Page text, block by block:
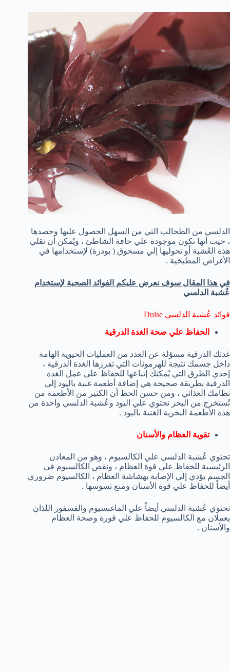
الدلسي من الطحالب التي من السهل الحصول عليها وحصدها
، حيث أنها تكون موجودة علي حافة الشاطئ ، ويُمكن أن نقلي
هذة العُشبة أو تحوليها إلي مسحوق ( بودرة) لإستخدامها في
الأغراض المطبخية .
في هذا المقال سوف نعرض عليكم الفوائد الصحية لإستخدام
عُشبة الدلسي
فوائد عُشبة الدلسي Dulse
الحفاظ علي صحة الغدة الدرقية
غدتك الدرقية مسؤلة عن العدد من العمليات الحيوية الهامة
داخل جسمك نتيجة للهرمونات التي تفرزها الغدة الدرقية ،
إحدي الطرق التي يُمكنك إتباعها للحفاظ علي عمل الغدة
الدرقية بطريقة صحيحة هي إضافة أطعمة غنية باليود إلي
نظامك الغذائي ، ومن حسن الحظ أن الكثير من الأطعمة من
تُستخرج من البحر تحتوي علي اليود وعُشبة الدلسي واحدة من
هذة الأطعمة البحرية الغنية باليود .
تقوية العظام والأسنان
تحتوي عُشبة الدلسي علي الكالسيوم ، وهو من المعادن
الرئيسية للحفاظ علي قوة العظام ، ونقص الكالسيوم في
الجسم يؤدي إلي الإصابة بهشاشة العظام ، الكالسيوم ضروري
أيضاً للحفاظ علي قوة الأسنان ومنع تسوسها .
تحتوي عُشبة الدلسي أيضاً علي الماغنسيوم والفسفور اللذان
يعملان مع الكالسيوم للحفاظ علي قورة وصحة العظام
والأسنان .